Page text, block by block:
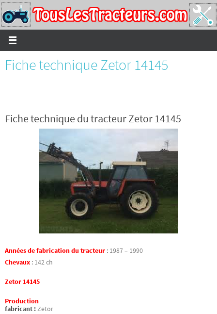
Passer
vers
le
contenu
Fiche technique Zetor 14145
Fiche technique du tracteur Zetor 14145
Années de fabrication du tracteur : 1987 – 1990
Chevaux : 142 ch
Zetor 14145
Production
fabricant :Zetor